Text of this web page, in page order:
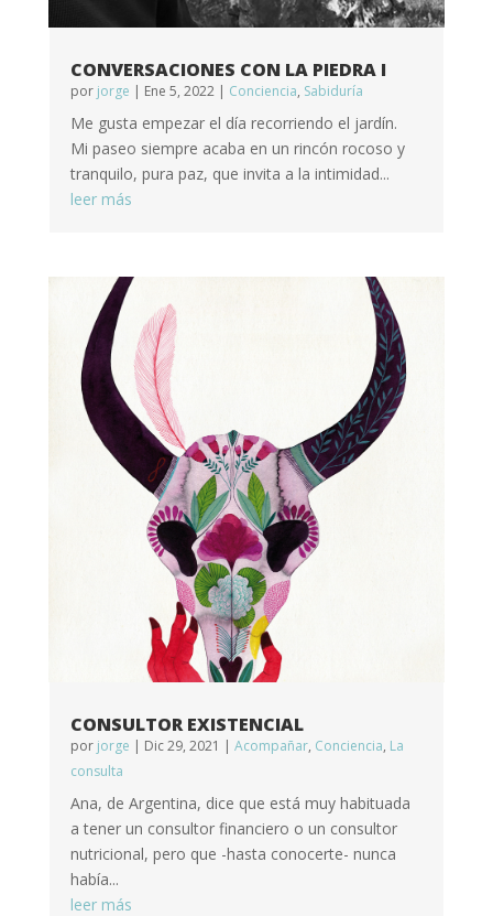
CONVERSACIONES CON LA PIEDRA I
por jorge | Ene 5, 2022| Conciencia, Sabiduría
Me gusta empezar el día recorriendo el jardín.
Mi paseo siempre acaba en un rincón rocoso y
tranquilo, pura paz, que invita a la intimidad...
leer más
CONSULTOR EXISTENCIAL
por jorge | Dic 29, 2021 | Acompañar, Conciencia, La
consulta
Ana, de Argentina, dice que está muy habituada
a tener un consultor financiero o un consultor
nutricional, pero que -hasta conocerte- nunca
había...
leer más